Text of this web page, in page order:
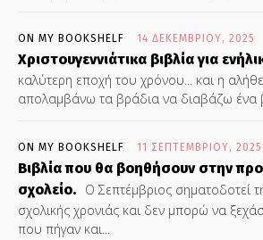
ON MY BOOKSHELF 14 ΔΕΚΕΜΒΡΊΟΥ, 2025
Χριστουγεννιάτικα βιβλία για
καλύτερη εποχή του χρόνου... και η
απολαμβάνω τα βράδια να διαβάζω ένα
ON MY BOOKSHELF 11 ΣΕΠΤΕΜΒΡΊΟΥ, 2025
Βιβλία που θα βοηθήσουν στην
σχολείο. Ο Σεπτέμβριος σηματοδοτεί
σχολικής χρονιάς και δεν μπορώ να
που πήγαν και...